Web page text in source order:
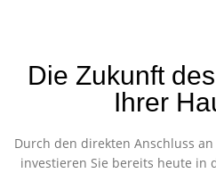
Die Zukunft
Ihrer
Durch den direkten Anschluss
investieren Sie bereits heute in